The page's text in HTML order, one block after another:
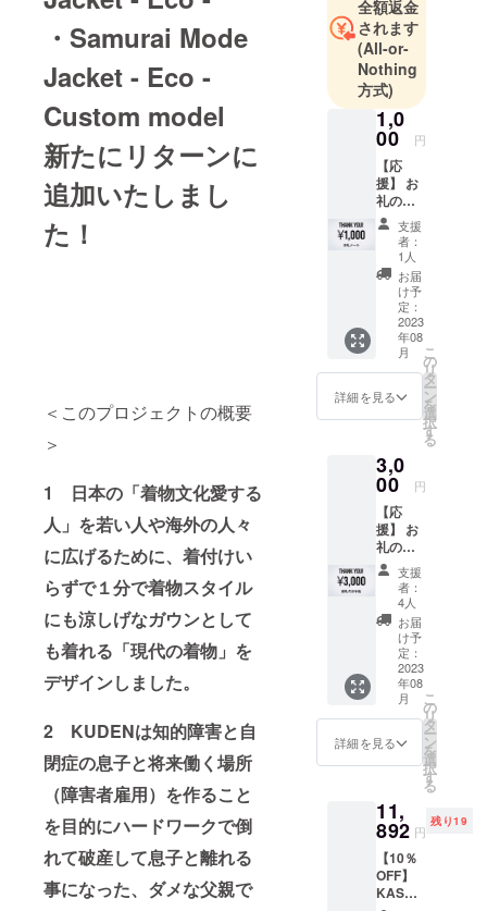
・Samurai Mode
Jacket - Eco -
Custom model
新たにリターンに
追加いたしまし
た！
＜このプロジェクトの概要
＞
1 日本の「着物文化愛する
人」を若い人や海外の人々
に広げるために、着付けい
らずで１分で着物スタイル
にも涼しげなガウンとして
も着れる「現代の着物」を
デザインしました。
2 KUDENは知的障害と自
閉症の息子と将来働く場所
（障害者雇用）を作ること
を目的にハードワークで倒
れて破産して息子と離れる
事になった、ダメな父親で
わり、着物
の楽しみや
魅力をどう
やったら洋
服で再現で
きるかを追
求していま
フラグシッ
プとなるの
が、3ピース
で着物に見
える着付け
の要らない
Next
Kimono【Sa
murai Mode
全額返金
されます
(All-or-
Nothing
方式)
1,0
00 円
【応
援】 お
礼の
メッ
セージ
（CAM
PFIRE
のメッ
セージ
または
e-mail
にて）
支援
者：
1人
お届
け予
定：
2023
年08
月
詳細を見る
こ
の
リ
タ
ー
ン
を
選
択
す
る
3,0
00 円
【応
援】 お
礼のお
手紙支援
者：
4人
お届
け予
定：
2023
年08
月
詳細を見る
こ
の
リ
タ
ー
ン
を
選
択
す
る
11,
892 円
残り19
【10％
OFF】
KASAN